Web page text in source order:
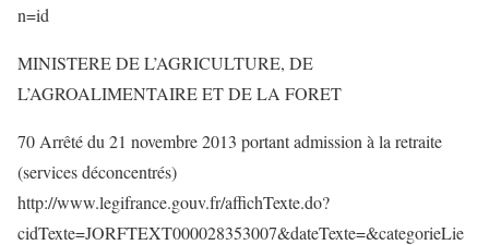
n=id
MINISTERE DE L’AGRICULTURE, DE
L’AGROALIMENTAIRE ET DE LA FORET
70 Arrêté du 21 novembre 2013 portant admission à la retraite
(services déconcentrés)
http://www.legifrance.gouv.fr/affichTexte.do?
cidTexte=JORFTEXT000028353007&dateTexte=&categorieLie